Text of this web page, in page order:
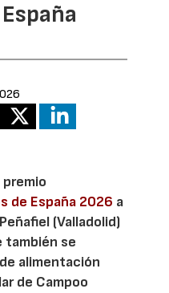
de España 2026 a
(Valladolid)
también se
alimentación
de Campoo